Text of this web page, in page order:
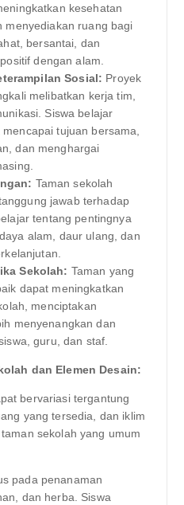
kesehatan
menyediakan ruang bagi
bersantai, dan
dengan alam.
Sosial: Proyek
melibatkan kerja tim,
Siswa belajar
tujuan bersama,
dan menghargai
Taman sekolah
jawab terhadap
tentang pentingnya
alam, daur ulang, dan
Sekolah: Taman yang
dapat meningkatkan
menciptakan
menyenangkan dan
guru, dan staf.
dan Elemen Desain:
bervariasi tergantung
yang tersedia, dan iklim
sekolah yang umum
pada penanaman
dan herba. Siswa